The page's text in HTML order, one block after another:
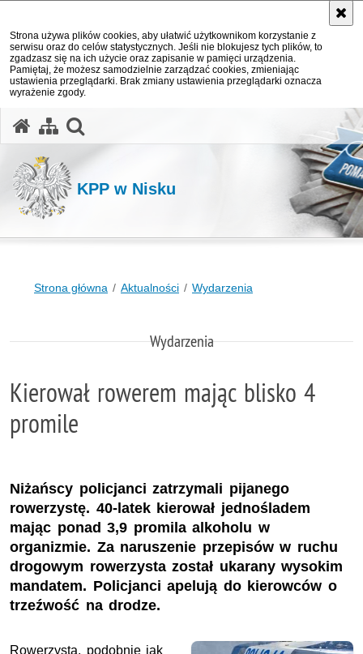
Strona używa plików cookies, aby ułatwić użytkownikom korzystanie z
serwisu oraz do celów statystycznych. Jeśli nie blokujesz tych plików, to
zgadzasz się na ich użycie oraz zapisanie w pamięci urządzenia.
Pamiętaj, że możesz samodzielnie zarządzać cookies, zmieniając
ustawienia przeglądarki. Brak zmiany ustawienia przeglądarki oznacza
wyrażenie zgody.
KPP w Nisku
Strona główna Aktualności Wydarzenia
Wydarzenia
Kierował rowerem mając blisko 4
promile
Niżańscy policjanci zatrzymali pijanego
rowerzystę. 40-latek kierował jednośladem
mając ponad 3,9 promila alkoholu w
organizmie. Za naruszenie przepisów w ruchu
drogowym rowerzysta został ukarany wysokim
mandatem. Policjanci apelują do kierowców o
trzeźwość na drodze.
Rowerzysta, podobnie jak